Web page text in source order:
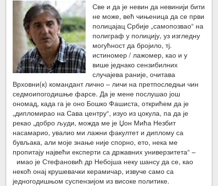
Све и да је невин да невинији бити
не може, већ чињеница да се први
полицајац Србије „самопозвао“ на
полиграф у полицију, уз изгледну
могућност да бројило, тј.
истиномер / лажомер, као и у
више једнако сензибилних
случајева раније, очитава
Врховни(к) командант лично – личи на претпоследњи чин
седмоипогодишње фарсе. Да је мене послушао још
ономад, када га је оно Бошко Фашиста, открићем да је
„дипломирао на Сава центру“, изуо из цокула, па да је
рекао „добро људи, можда ме је Џон Мића Незбит
насамарио, увалио ми лажни факултет и диплому са
бувљака, али моје знање није спорно, ето, нека ме
пропитају највећи експерти са државних универзитета“ –
имао је Стефановић др Небојша неку шансу да се, као
некоћ онај крушевачки керамичар, извуче само са
једногодишњом суспензијом из високе политике.